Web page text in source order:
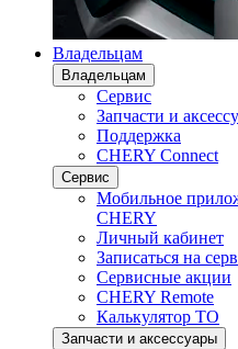
Владельцам
Владельцам
Сервис
Запчасти и
Поддержка
CHERY Connect
Сервис
Мобильное
CHERY
Личный кабинет
Записаться на
Сервисные акции
CHERY Remote
Калькулятор ТО
Запчасти и аксессуары